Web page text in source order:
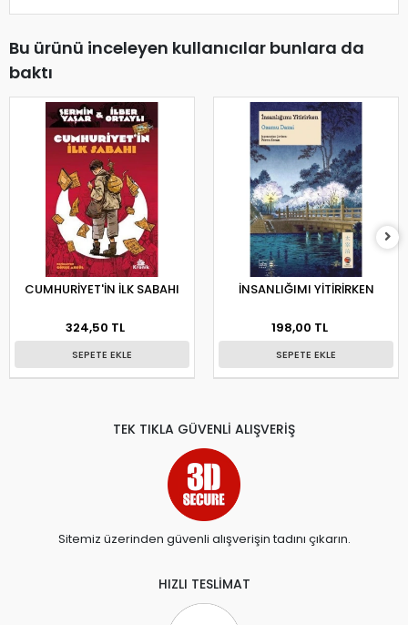
Bu ürünü inceleyen kullanıcılar bunlara da
baktı
CUMHURİYET'İN İLK SABAHI
324,50 TL
SEPETE EKLE
İNSANLIĞIMI YİTİRİRKEN
198,00 TL
SEPETE EKLE
TEK TIKLA GÜVENLİ ALIŞVERİŞ
Sitemiz üzerinden güvenli alışverişin tadını çıkarın.
HIZLI TESLİMAT